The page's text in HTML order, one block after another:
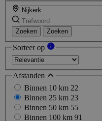
Zoeken Zoeken
Sorteer op
Afstanden
Binnen 10 km 22
Binnen 25 km 23
Binnen 50 km 55
Binnen 100 km 91